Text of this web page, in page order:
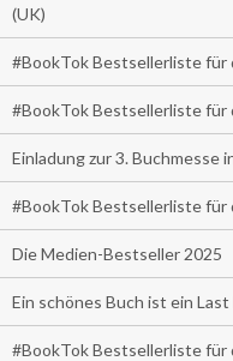
(UK)
#BookTok Bestsellerliste für
#BookTok Bestsellerliste für
Einladung zur 3. Buchmesse
#BookTok Bestsellerliste für
Die Medien-Bestseller 2025
Ein schönes Buch ist ein
#BookTok Bestsellerliste für